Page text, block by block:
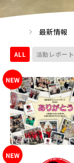
最新情報
ALL 活動レポート